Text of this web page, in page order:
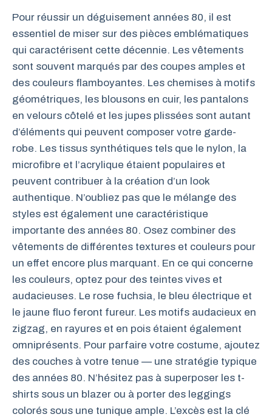
Pour réussir un déguisement années 80, il est
essentiel de miser sur des pièces emblématiques
qui caractérisent cette décennie. Les vêtements
sont souvent marqués par des coupes amples et
des couleurs flamboyantes. Les chemises à motifs
géométriques, les blousons en cuir, les pantalons
en velours côtelé et les jupes plissées sont autant
d’éléments qui peuvent composer votre garde-
robe. Les tissus synthétiques tels que le nylon, la
microfibre et l’acrylique étaient populaires et
peuvent contribuer à la création d’un look
authentique. N’oubliez pas que le mélange des
styles est également une caractéristique
importante des années 80. Osez combiner des
vêtements de différentes textures et couleurs pour
un effet encore plus marquant. En ce qui concerne
les couleurs, optez pour des teintes vives et
audacieuses. Le rose fuchsia, le bleu électrique et
le jaune fluo feront fureur. Les motifs audacieux en
zigzag, en rayures et en pois étaient également
omniprésents. Pour parfaire votre costume, ajoutez
des couches à votre tenue — une stratégie typique
des années 80. N’hésitez pas à superposer les t-
shirts sous un blazer ou à porter des leggings
colorés sous une tunique ample. L’excès est la clé